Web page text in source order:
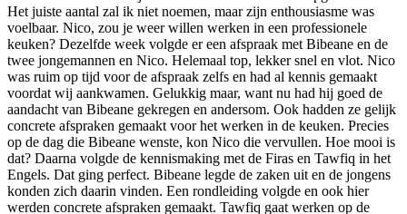
Het juiste aantal zal ik niet noemen, maar zijn enthousiasme was
voelbaar. Nico, zou je weer willen werken in een professionele
keuken? Dezelfde week volgde er een afspraak met Bibeane en de
twee jongemannen en Nico. Helemaal top, lekker snel en vlot. Nico
was ruim op tijd voor de afspraak zelfs en had al kennis gemaakt
voordat wij aankwamen. Gelukkig maar, want nu had hij goed de
aandacht van Bibeane gekregen en andersom. Ook hadden ze gelijk
concrete afspraken gemaakt voor het werken in de keuken. Precies
op de dag die Bibeane wenste, kon Nico die vervullen. Hoe mooi is
dat? Daarna volgde de kennismaking met de Firas en Tawfiq in het
Engels. Dat ging perfect. Bibeane legde de zaken uit en de jongens
konden zich daarin vinden. Een rondleiding volgde en ook hier
werden concrete afspraken gemaakt. Tawfiq gaat werken op de